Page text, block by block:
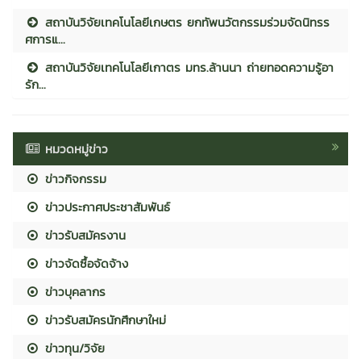
สถาบันวิจัยเทคโนโลยีเกษตร ยกทัพนวัตกรรมร่วมจัดนิทรร
ศการแ...
สถาบันวิจัยเทคโนโลยีเกาตร มทร.ล้านนา ถ่ายทอดความรู้อา
รัก...
หมวดหมู่ข่าว
ข่าวกิจกรรม
ข่าวประกาศประชาสัมพันธ์
ข่าวรับสมัครงาน
ข่าวจัดซื้อจัดจ้าง
ข่าวบุคลากร
ข่าวรับสมัครนักศึกษาใหม่
ข่าวทุน/วิจัย